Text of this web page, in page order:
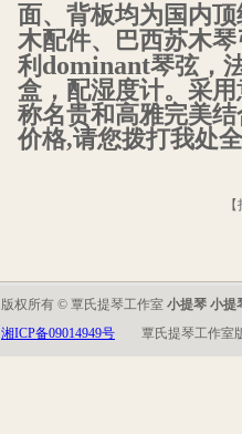
面、背板均为国内
木配件、巴西苏木
利 dominant琴弦，
盒，配湿度计。采
称名贵和高雅完美
价格,请您拨打我处
【
版权所有 © 覃氏提琴工作室 小提琴 小提
湘ICP备09014949号
覃氏提琴工作室